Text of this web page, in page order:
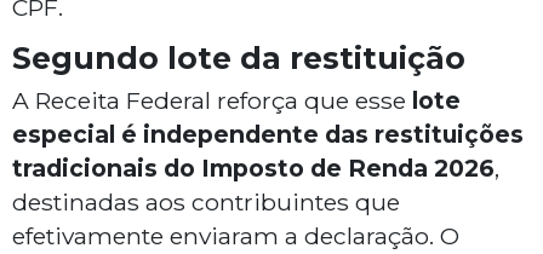
CPF.
Segundo lote da restituição
A Receita Federal reforça que esse lote
especial é independente das restituições
tradicionais do Imposto de Renda 2026,
destinadas aos contribuintes que
efetivamente enviaram a declaração. O